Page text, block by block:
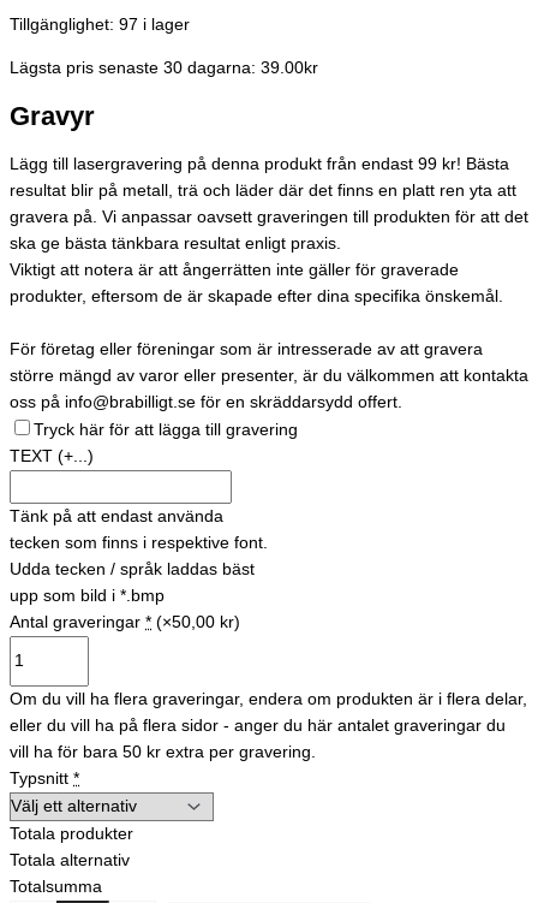
Tillgänglighet: 97 i lager
Lägsta pris senaste 30 dagarna: 39.00kr
Gravyr
Lägg till lasergravering på denna produkt från endast 99 kr! Bästa
resultat blir på metall, trä och läder där det finns en platt ren yta att
gravera på. Vi anpassar oavsett graveringen till produkten för att det
ska ge bästa tänkbara resultat enligt praxis.
Viktigt att notera är att ångerrätten inte gäller för graverade
produkter, eftersom de är skapade efter dina specifika önskemål.
För företag eller föreningar som är intresserade av att gravera
större mängd av varor eller presenter, är du välkommen att kontakta
oss på info@brabilligt.se för en skräddarsydd offert.
Tryck här för att lägga till gravering
TEXT (+...)
Tänk på att endast använda
tecken som finns i respektive font.
Udda tecken / språk laddas bäst
upp som bild i *.bmp
Antal graveringar * (×50,00 kr)
Om du vill ha flera graveringar, endera om produkten är i flera delar,
eller du vill ha på flera sidor - anger du här antalet graveringar du
vill ha för bara 50 kr extra per gravering.
Typsnitt *
Totala produkter
Totala alternativ
Totalsumma